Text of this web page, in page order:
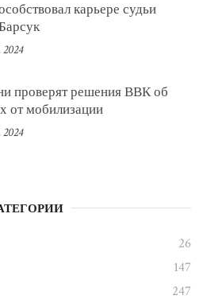
карьере судьи
проверят решения ВВК об
от мобилизации
26
147
247